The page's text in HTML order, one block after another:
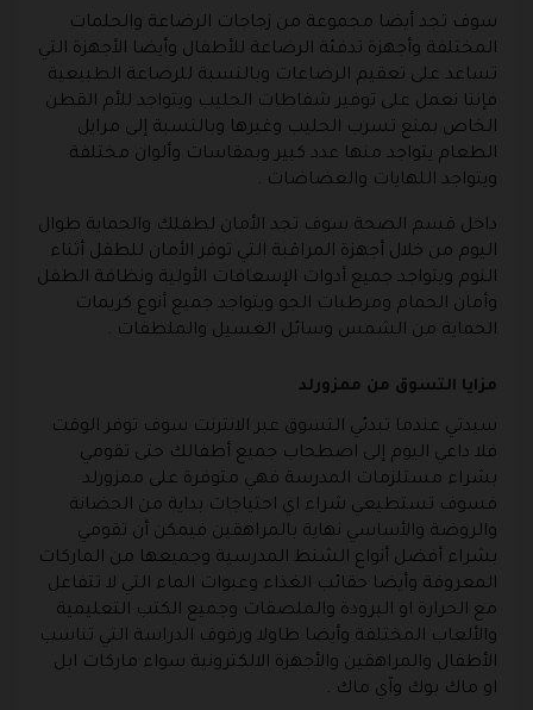
سوف تجد أيضا مجموعة من زجاجات الرضاعة والحلمات
المختلفة وأجهزة تدفئة الرضاعة للأطفال وأيضا الأجهزة التي
تساعد على تعقيم الرضاعات وبالنسبة للرضاعة الطبيعية
فإننا نعمل على توفير شفاطات الحليب ويتواجد للأم القطن
الخاص بمنع تسرب الحليب وغيرها وبالنسبة إلى مرايل
الطعام يتواجد منها عدد كبير وبمقاسات وألوان مختلفة
ويتواجد اللهايات والعضاضات .
داخل قسم الصحة سوف تجد الأمان لطفلك والحماية طوال
اليوم من خلال أجهزة المراقبة التي توفر الأمان للطفل أثناء
النوم ويتواجد جميع أدوات الإسعافات الأولية ونظافة الطفل
وأمان الحمام ومرطبات الجو ويتواجد جميع أنوع كريمات
الحماية من الشمس وسائل الغسيل والملطفات .
مزايا التسوق من ممزورلد
سيدتي عندما تبدئي التسوق عبر الانترنت سوف توفر الوقت
فلا داعي اليوم إلى اصطحاب جميع أطفالك حتى تقومي
بشراء مستلزمات المدرسة فهي متوفرة على ممزورلد
فسوف تستطيعي شراء اي احتياجات بداية من الحضانة
والروضة والأساسي نهاية بالمراهقين فيمكن أن تقومي
بشراء أفضل أنواع الشنط المدرسية وجميعها من الماركات
المعروفة وأيضا حقائب الغذاء وعبوات الماء التي لا تتفاعل
مع الحرارة او البرودة والملصقات وجميع الكتب التعليمية
والألعاب المختلفة وأيضا طاولا ورفوف الدراسة التي تناسب
الأطفال والمراهقين والأجهزة الالكترونية سواء ماركات ابل
او ماك بوك وآي ماك .